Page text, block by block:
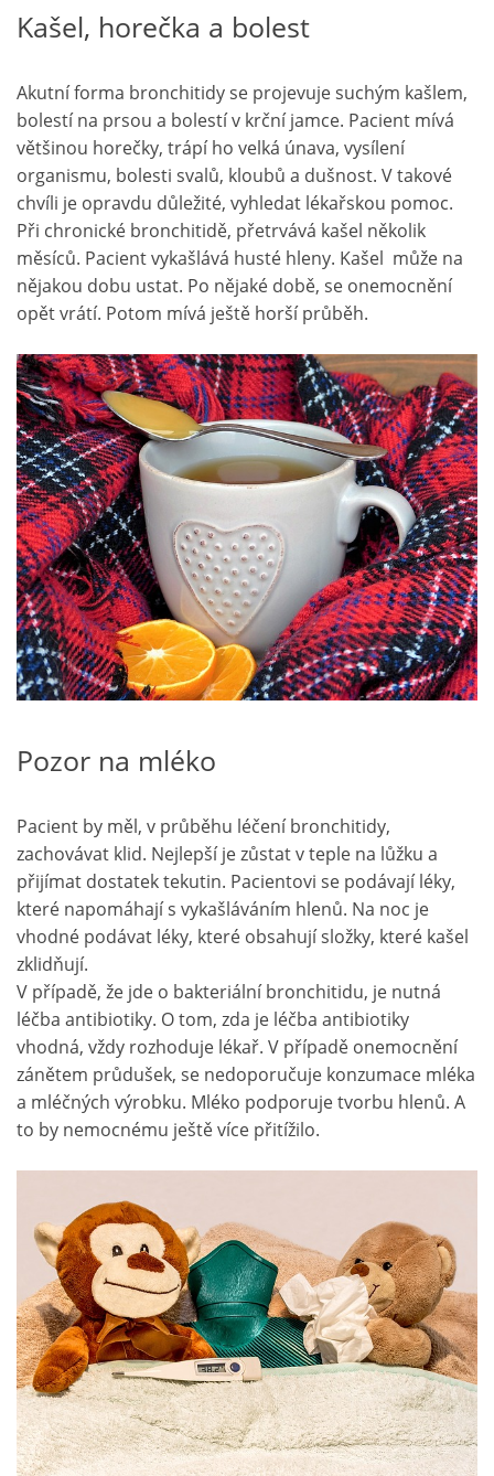
Kašel, horečka a bolest
Akutní forma bronchitidy se projevuje suchým kašlem,
bolestí na prsou a bolestí v krční jamce. Pacient mívá
většinou horečky, trápí ho velká únava, vysílení
organismu, bolesti svalů, kloubů a dušnost. V takové
chvíli je opravdu důležité, vyhledat lékařskou pomoc.
Při chronické bronchitidě, přetrvává kašel několik
měsíců. Pacient vykašlává husté hleny. Kašel může na
nějakou dobu ustat. Po nějaké době, se onemocnění
opět vrátí. Potom mívá ještě horší průběh.
Pozor na mléko
Pacient by měl, v průběhu léčení bronchitidy,
zachovávat klid. Nejlepší je zůstat v teple na lůžku a
přijímat dostatek tekutin. Pacientovi se podávají léky,
které napomáhají s vykašláváním hlenů. Na noc je
vhodné podávat léky, které obsahují složky, které kašel
zklidňují.
V případě, že jde o bakteriální bronchitidu, je nutná
léčba antibiotiky. O tom, zda je léčba antibiotiky
vhodná, vždy rozhoduje lékař. V případě onemocnění
zánětem průdušek, se nedoporučuje konzumace mléka
a mléčných výrobku. Mléko podporuje tvorbu hlenů. A
to by nemocnému ještě více přitížilo.